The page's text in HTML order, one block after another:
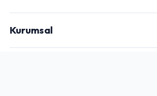
Kurumsal